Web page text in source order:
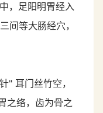
，足阳明胃经入
间等大肠经穴，
" 耳门丝竹空，
之络，齿为骨之